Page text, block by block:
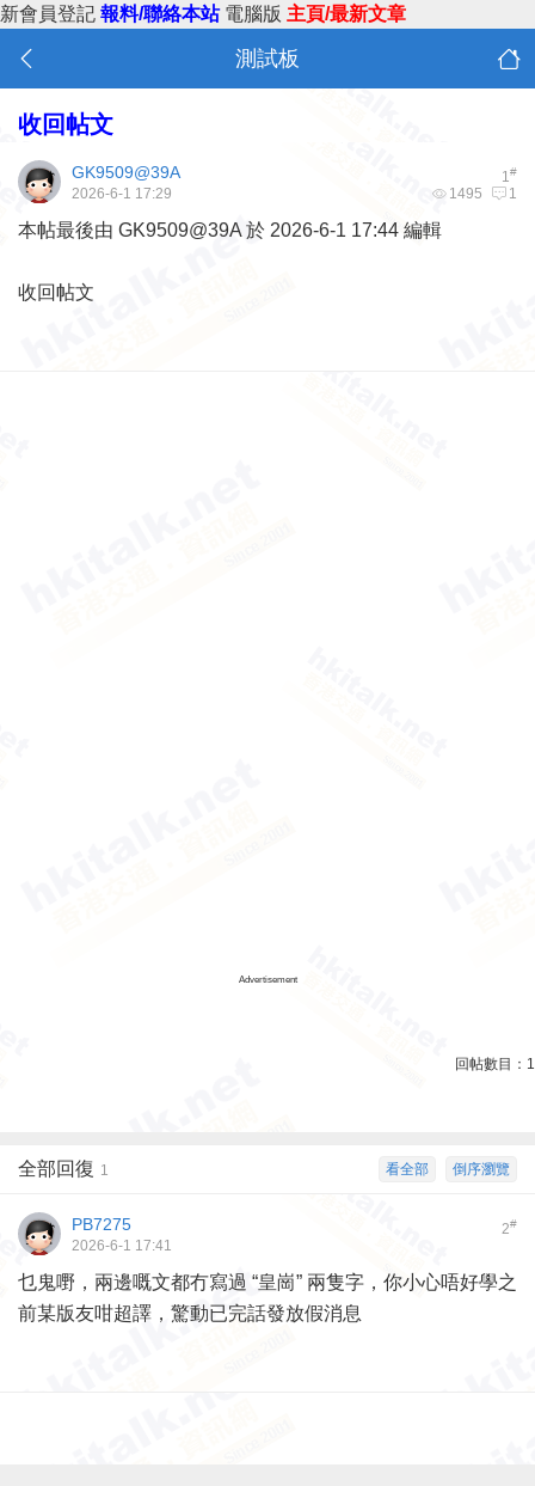
新會員登記 報料/聯絡本站 電腦版 主頁/最新文章
測試板
收回帖文
1#
GK9509@39A
1495 1
2026-6-1 17:29
本帖最後由 GK9509@39A 於 2026-6-1 17:44 編輯
收回帖文
Advertisement
回帖數目： 1
倒序瀏覽
看全部
全部回復 1
2#
PB7275
2026-6-1 17:41
乜鬼嘢，兩邊嘅文都冇寫過 “皇崗” 兩隻字，你小心唔好學之
前某版友咁超譯，驚動已完話發放假消息